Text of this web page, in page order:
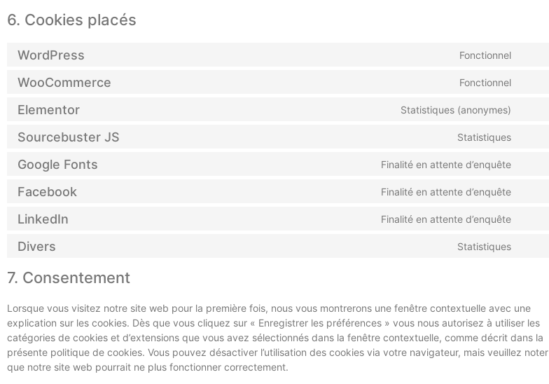
6. Cookies placés
WordPress Fonctionnel
WooCommerce Fonctionnel
Elementor Statistiques (anonymes)
Sourcebuster JS Statistiques
Google Fonts Finalité en attente d’enquête
Facebook Finalité en attente d’enquête
LinkedIn Finalité en attente d’enquête
Divers Statistiques
7. Consentement
Lorsque vous visitez notre site web pour la première fois, nous vous montrerons une fenêtre contextuelle avec une
explication sur les cookies. Dès que vous cliquez sur « Enregistrer les préférences » vous nous autorisez à utiliser les
catégories de cookies et d’extensions que vous avez sélectionnés dans la fenêtre contextuelle, comme décrit dans la
présente politique de cookies. Vous pouvez désactiver l’utilisation des cookies via votre navigateur, mais veuillez noter
que notre site web pourrait ne plus fonctionner correctement.